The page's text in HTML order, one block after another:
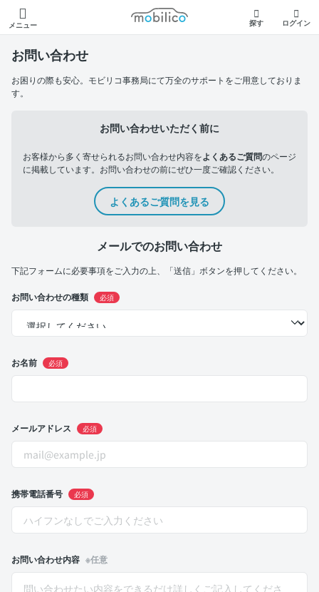
メニュー
モビリコ
探す ログイン
お問い合わせ
お困りの際も安心。モビリコ事務局にて万全のサポートをご用意しておりま
す。
お問い合わせいただく前に
お客様から多く寄せられるお問い合わせ内容をよくあるご質問のページ
に掲載しています。お問い合わせの前にぜひ一度ご確認ください。
よくあるご質問を見る
メールでのお問い合わせ
下記フォームに必要事項をご入力の上、「送信」ボタンを押してください。
お問い合わせの種類 必須
お名前 必須
メールアドレス 必須
携帯電話番号 必須
お問い合わせ内容 ※任意